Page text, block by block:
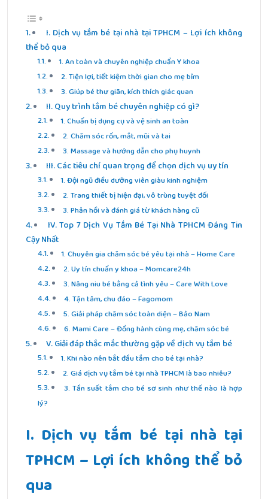
I. Dịch vụ tắm bé tại nhà tại TPHCM – Lợi ích không
thể bỏ qua
1. An toàn và chuyên nghiệp chuẩn Y khoa
2. Tiện lợi, tiết kiệm thời gian cho mẹ bỉm
3. Giúp bé thư giãn, kích thích giác quan
II. Quy trình tắm bé chuyên nghiệp có gì?
1. Chuẩn bị dụng cụ và vệ sinh an toàn
2. Chăm sóc rốn, mắt, mũi và tai
3. Massage và hướng dẫn cho phụ huynh
III. Các tiêu chí quan trọng để chọn dịch vụ uy tín
1. Đội ngũ điều dưỡng viên giàu kinh nghiệm
2. Trang thiết bị hiện đại, vô trùng tuyệt đối
3. Phản hồi và đánh giá từ khách hàng cũ
IV. Top 7 Dịch Vụ Tắm Bé Tại Nhà TPHCM Đáng Tin
Cậy Nhất
1. Chuyên gia chăm sóc bé yêu tại nhà – Home Care
2. Uy tín chuẩn y khoa – Momcare24h
3. Nâng niu bé bằng cả tình yêu – Care With Love
4. Tận tâm, chu đáo – Fagomom
5. Giải pháp chăm sóc toàn diện – Bảo Nam
6. Mami Care – Đồng hành cùng mẹ, chăm sóc bé
V. Giải đáp thắc mắc thường gặp về dịch vụ tắm bé
1. Khi nào nên bắt đầu tắm cho bé tại nhà?
2. Giá dịch vụ tắm bé tại nhà TPHCM là bao nhiêu?
3. Tần suất tắm cho bé sơ sinh như thế nào là hợp
lý?
I. Dịch vụ tắm bé tại nhà tại
TPHCM – Lợi ích không thể bỏ
qua